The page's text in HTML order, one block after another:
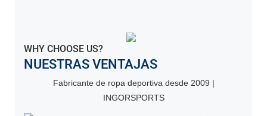
WHY CHOOSE US?
NUESTRAS VENTAJAS
Fabricante de ropa deportiva desde 2009 |
INGORSPORTS